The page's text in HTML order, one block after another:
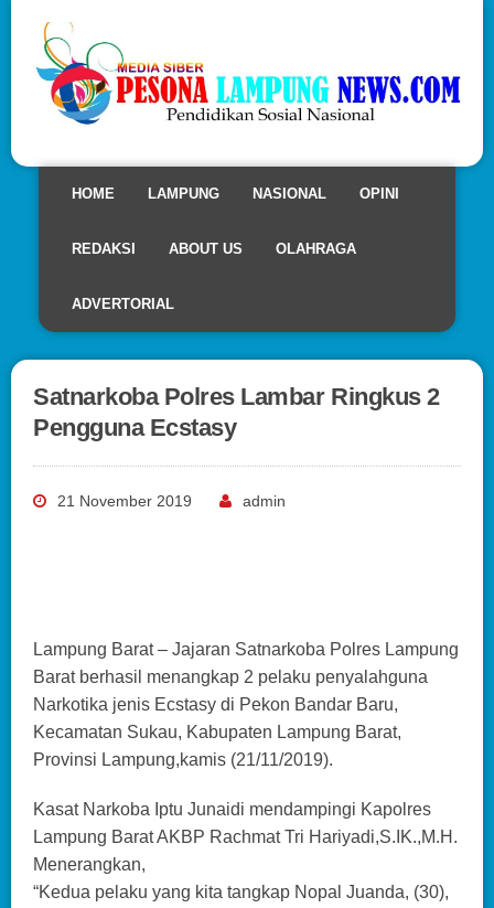
HOME LAMPUNG NASIONAL OPINI
REDAKSI ABOUT US OLAHRAGA
ADVERTORIAL
Satnarkoba Polres Lambar Ringkus 2
Pengguna Ecstasy
21 November 2019 admin
Lampung Barat – Jajaran Satnarkoba Polres Lampung
Barat berhasil menangkap 2 pelaku penyalahguna
Narkotika jenis Ecstasy di Pekon Bandar Baru,
Kecamatan Sukau, Kabupaten Lampung Barat,
Provinsi Lampung,kamis (21/11/2019).
Kasat Narkoba Iptu Junaidi mendampingi Kapolres
Lampung Barat AKBP Rachmat Tri Hariyadi,S.IK.,M.H.
Menerangkan,
“Kedua pelaku yang kita tangkap Nopal Juanda, (30),